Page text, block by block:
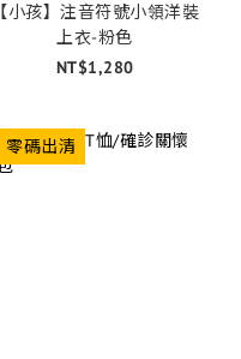
【小孩】注音符號小領洋裝
上衣-粉色
NT$1,280
零碼出清